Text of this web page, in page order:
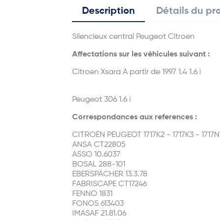
Description Détails du
Silencieux central Peugeot Citroen
Affectations sur les véhicules suivant :
Citroen Xsara A partir de 1997 1.4 1.6 i
Peugeot 306 1.6 i
Correspondances aux references :
CITROËN PEUGEOT 1717K2 - 1717K3 -
ANSA CT22805
ASSO 10.6037
BOSAL 288-101
EBERSPÄCHER 13.3.78
FABRISCAPE CT17246
FENNO 1831
FONOS 613403
IMASAF 21.81.06